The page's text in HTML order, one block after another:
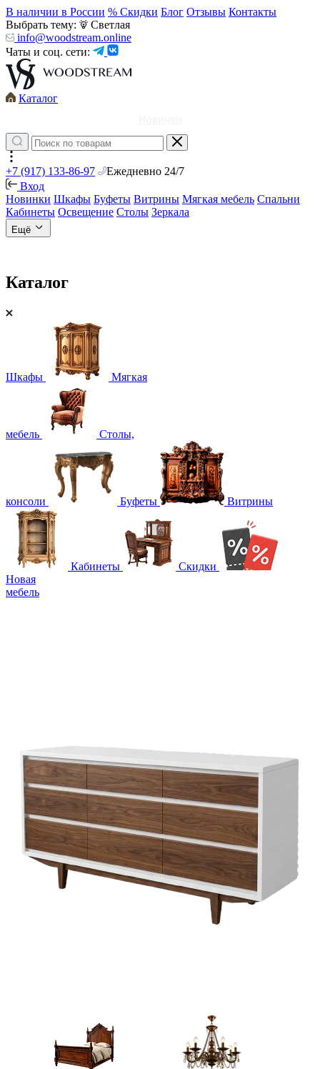
В наличии в России % Скидки Блог Отзывы Контакты
Выбрать тему:
Светлая
info@woodstream.online
Чаты и соц. сети:
Каталог
+7 (917) 133-86-97
Ежедневно 24/7
Вход
Новинки Шкафы Буфеты Витрины Мягкая мебель Спальни
Кабинеты Освещение Столы Зеркала
Ещё
Каталог
Шкафы Мягкая
мебель Столы,
консоли Буфеты Витрины
Кабинеты
Скидки
Новая
мебель